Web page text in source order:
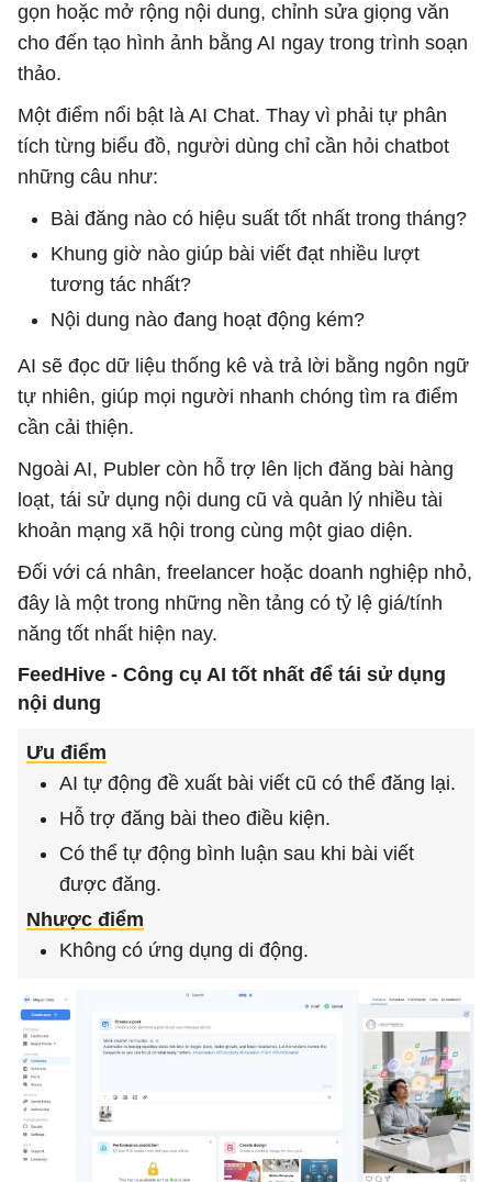
gọn hoặc mở rộng nội dung, chỉnh sửa giọng văn
cho đến tạo hình ảnh bằng AI ngay trong trình soạn
thảo.
Một điểm nổi bật là AI Chat. Thay vì phải tự phân
tích từng biểu đồ, người dùng chỉ cần hỏi chatbot
những câu như:
Bài đăng nào có hiệu suất tốt nhất trong tháng?
Khung giờ nào giúp bài viết đạt nhiều lượt
tương tác nhất?
Nội dung nào đang hoạt động kém?
AI sẽ đọc dữ liệu thống kê và trả lời bằng ngôn ngữ
tự nhiên, giúp mọi người nhanh chóng tìm ra điểm
cần cải thiện.
Ngoài AI, Publer còn hỗ trợ lên lịch đăng bài hàng
loạt, tái sử dụng nội dung cũ và quản lý nhiều tài
khoản mạng xã hội trong cùng một giao diện.
Đối với cá nhân, freelancer hoặc doanh nghiệp nhỏ,
đây là một trong những nền tảng có tỷ lệ giá/tính
năng tốt nhất hiện nay.
FeedHive - Công cụ AI tốt nhất để tái sử dụng
nội dung
Ưu điểm
AI tự động đề xuất bài viết cũ có thể đăng lại.
Hỗ trợ đăng bài theo điều kiện.
Có thể tự động bình luận sau khi bài viết
được đăng.
Nhược điểm
Không có ứng dụng di động.